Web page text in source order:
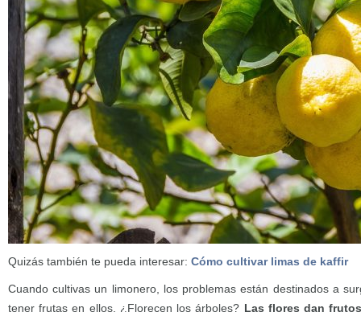
Quizás también te pueda interesar: Cómo cultivar limas de kaffir
Cuando cultivas un limonero, los problemas están destinados a
tener frutas en ellos. ¿Florecen los árboles? Las flores dan